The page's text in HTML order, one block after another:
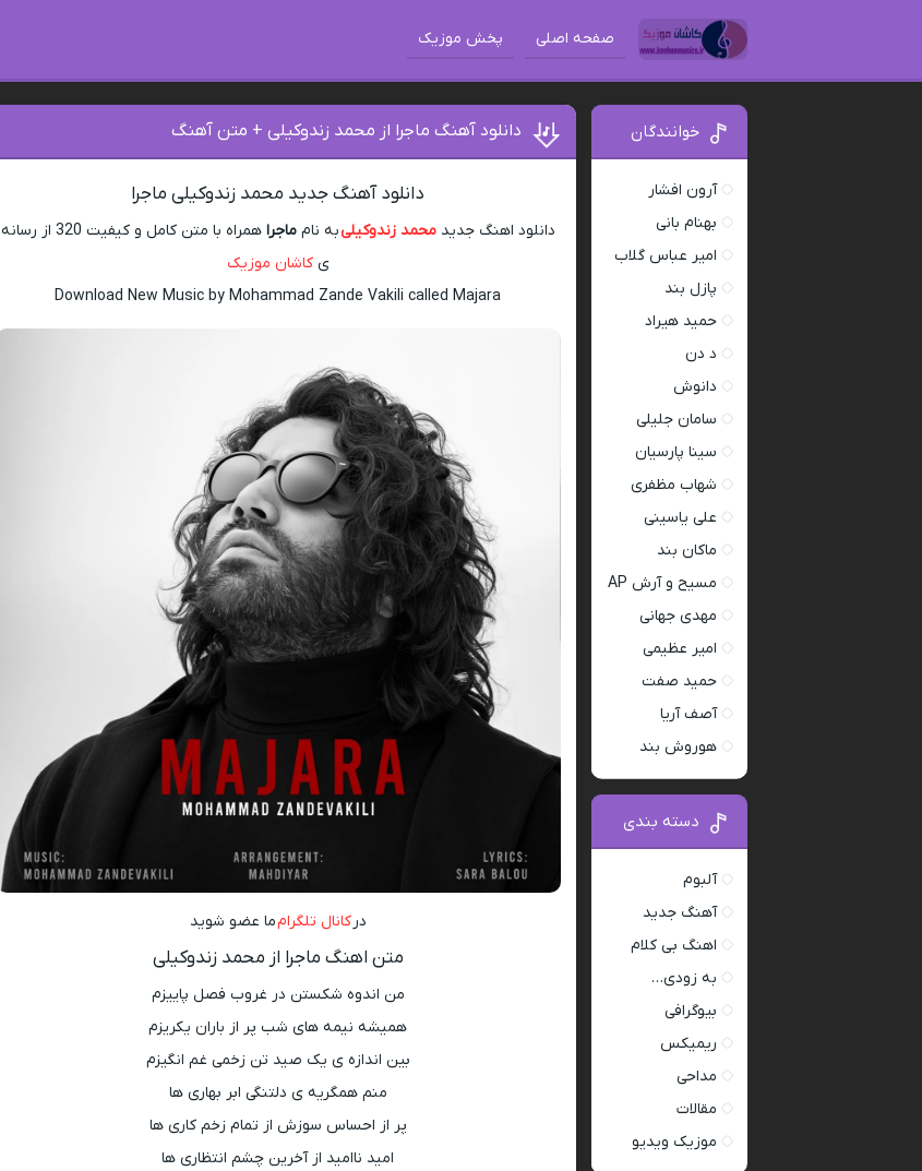
صفحه اصلی پخش موزیک
دانلود آهنگ ماجرا از محمد زندوکیلی + متن آهنگ
دانلود آهنگ جدید محمد زندوکیلی ماجرا
دانلود اهنگ جدیدمحمد زندوکیلیبه نامماجرا
همراه با متن کامل و کیفیت 320 از رسانه
یکاشان موزیک
Download New Music by Mohammad Zande Vakili called Majara
درکانال تلگرامما عضو شوید
متن اهنگ ماجرا از محمد زندوکیلی
من اندوه شکستن در غروب فصل پاییزم
همیشه نیمه های شب پر از باران یکریزم
بین اندازه ی یک صید تن زخمی غم انگیزم
منم همگریه ی دلتنگی ابر بهاری ها
پر از احساس سوزش از تمام زخم کاری ها
امید ناامید از آخرین چشم انتظاری ها
خوانندگان
آرون افشار
بهنام بانی
امیر عباس گلاب
پازل بند
حمید هیراد
د دن
دانوش
سامان جلیلی
سینا پارسیان
شهاب مظفری
علی یاسینی
ماکان بند
مسیح و آرش AP
مهدی جهانی
امیر عظیمی
حمید صفت
آصف آریا
هوروش بند
دسته بندی
آلبوم
آهنگ جدید
اهنگ بی کلام
به زودی…
بیوگرافی
ریمیکس
مداحی
مقالات
موزیک ویدیو